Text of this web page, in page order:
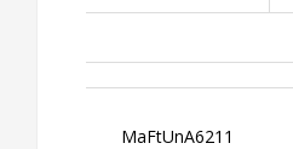
MaFtUnA6211